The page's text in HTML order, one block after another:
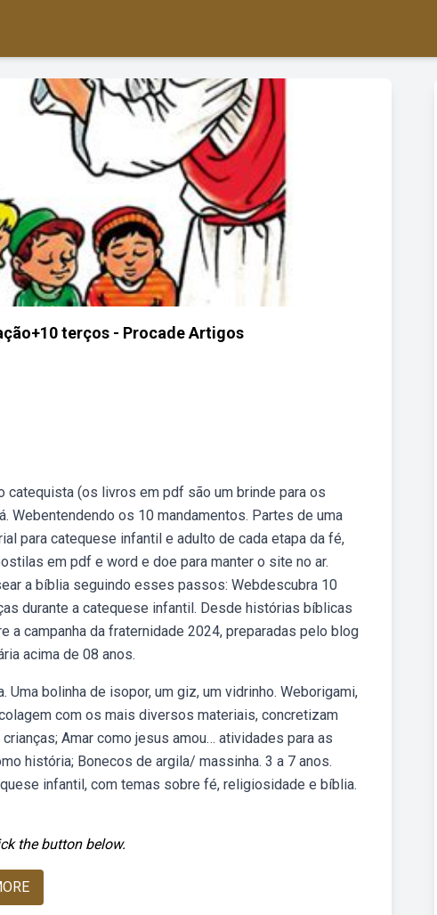
terços - Procade Artigos
catequista (os livros em pdf são um brinde para os
os 10 mandamentos. Partes de uma
para catequese infantil e adulto de cada etapa da fé,
em pdf e word e doe para manter o site no ar.
a bíblia seguindo esses passos: Webdescubra 10
durante a catequese infantil. Desde histórias bíblicas
campanha da fraternidade 2024, preparadas pelo blog
acima de 08 anos.
bolinha de isopor, um giz, um vidrinho. Weborigami,
com os mais diversos materiais, concretizam
Amar como jesus amou… atividades para as
história; Bonecos de argila/ massinha. 3 a 7 anos.
infantil, com temas sobre fé, religiosidade e bíblia.
the button below.